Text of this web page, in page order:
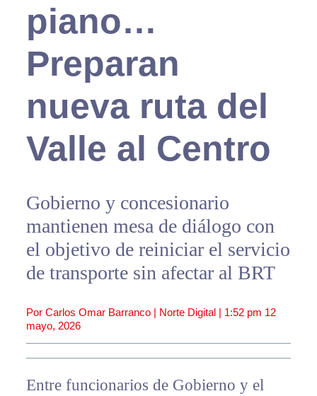
piano…
Preparan
nueva ruta del
Valle al Centro
Gobierno y concesionario
mantienen mesa de diálogo con
el objetivo de reiniciar el servicio
de transporte sin afectar al BRT
Por Carlos Omar Barranco | Norte Digital | 1:52 pm 12
mayo, 2026
Entre funcionarios de Gobierno y el